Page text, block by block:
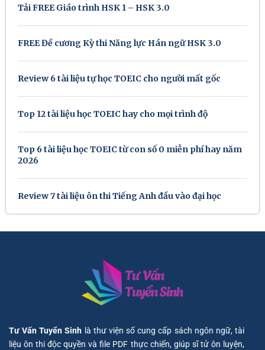
Tải FREE Giáo trình HSK 1 – HSK 3.0
FREE Đề cương Kỳ thi Năng lực Hán ngữ HSK 3.0
Review 6 tài liệu tự học TOEIC cho người mất gốc
Top 12 tài liệu học TOEIC hay cho mọi trình độ
Top 6 tài liệu học TOEIC từ con số 0 miễn phí hay năm
2026
Review 7 tài liệu ôn thi Tiếng Anh đầu vào đại học
Tư Vấn Tuyển Sinh là thư viện số cung cấp sách ngôn ngữ, tài
liệu ôn thi độc quyền và file PDF thực chiến, giúp sĩ tử ôn luyện,